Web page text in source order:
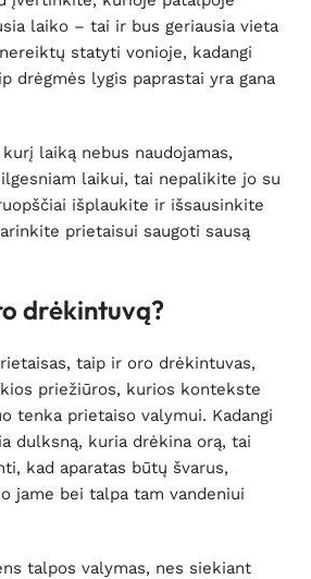
laiko – tai ir bus geriausia vieta
statyti vonioje, kadangi
drėgmės lygis paprastai yra gana
laiką nebus naudojamas,
laikui, tai nepalikite jo su
išplaukite ir išsausinkite
prietaisui saugoti sausą
drėkintuvą?
taip ir oro drėkintuvas,
priežiūros, kurios kontekste
tenka prietaiso valymui. Kadangi
dulksną, kuria drėkina orą, tai
kad aparatas būtų švarus,
jame bei talpa tam vandeniui
talpos valymas, nes siekiant